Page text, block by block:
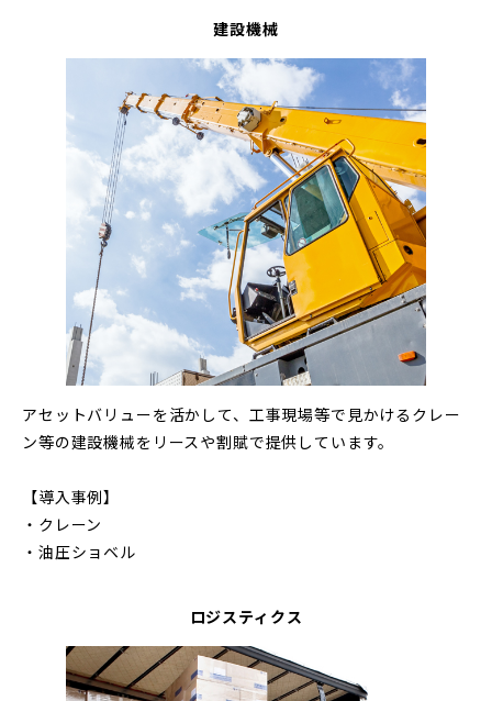
建設機械
アセットバリューを活かして、工事現場等で見かけるクレー
ン等の建設機械をリースや割賦で提供しています。
【導入事例】
・クレーン
・油圧ショベル
ロジスティクス